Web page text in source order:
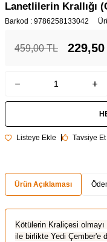
Lanetlilerin Krallığı
Barkod : 9786258133042
459,00TL 229,50
Listeye Ekle Tavsiye Et
Ürün Açıklaması
Kötülerin Kraliçesi
ile birlikte Yedi Çember'e